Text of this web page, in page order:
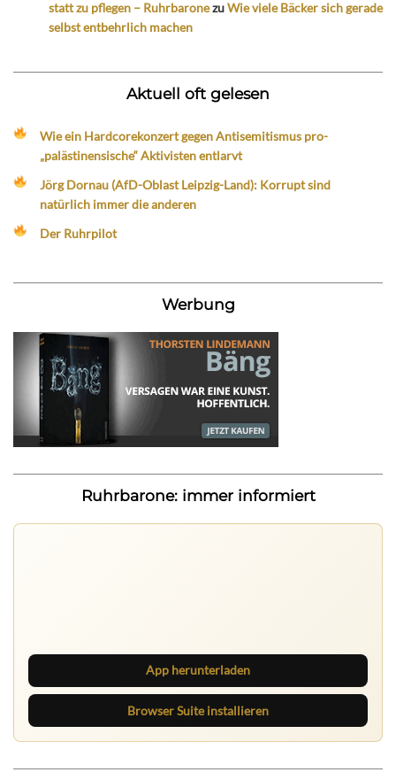
statt zu pflegen – RuhrbaronezuWie viele Bäcker sich gerade
selbst entbehrlich machen
Aktuell oft gelesen
Wie ein Hardcorekonzert gegen Antisemitismus pro-
„palästinensische“ Aktivisten entlarvt
Jörg Dornau (AfD-Oblast Leipzig-Land): Korrupt sind
natürlich immer die anderen
Der Ruhrpilot
Werbung
Ruhrbarone: immer informiert
App herunterladen
Browser Suite installieren